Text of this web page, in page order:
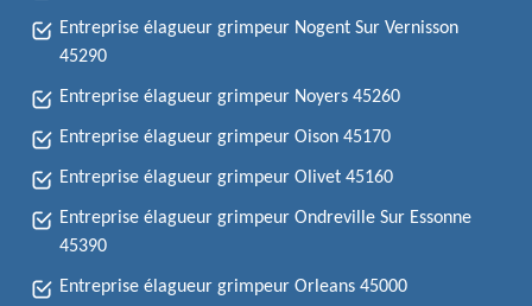
Entreprise élagueur grimpeur Nogent Sur Vernisson
45290
Entreprise élagueur grimpeur Noyers 45260
Entreprise élagueur grimpeur Oison 45170
Entreprise élagueur grimpeur Olivet 45160
Entreprise élagueur grimpeur Ondreville Sur Essonne
45390
Entreprise élagueur grimpeur Orleans 45000